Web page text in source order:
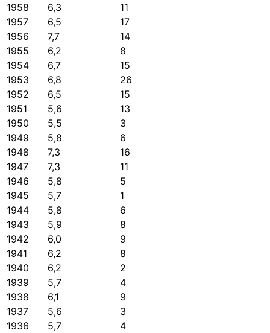
1958
6,3
11
1957
6,5
17
1956
7,7
14
1955
6,2
8
1954
6,7
15
1953
6,8
26
1952
6,5
15
1951
5,6
13
1950
5,5
3
1949
5,8
6
1948
7,3
16
1947
7,3
11
1946
5,8
5
1945
5,7
1
1944
5,8
6
1943
5,9
8
1942
6,0
9
1941
6,2
8
1940
6,2
2
1939
5,7
4
1938
6,1
9
1937
5,6
3
1936
5,7
4